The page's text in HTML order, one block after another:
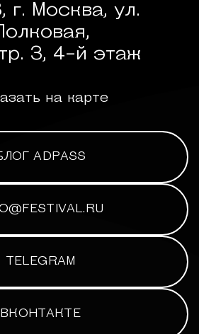
г. Москва, ул.
3, 4-й этаж
на карте
ADPASS
TELEGRAM
ВКОНТАКТЕ